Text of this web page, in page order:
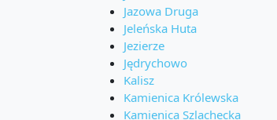
Jazowa Druga
Jeleńska Huta
Jezierze
Jędrychowo
Kalisz
Kamienica Królewska
Kamienica Szlachecka